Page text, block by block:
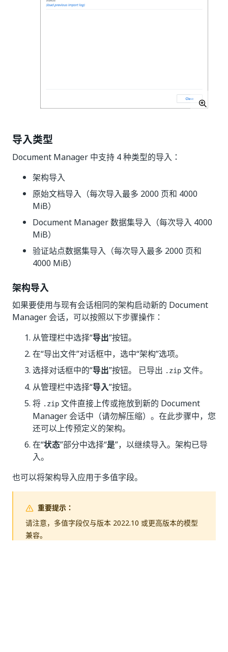
导入类型
Document Manager 中支持 4 种类型的导入：
架构导入
原始文档导入（每次导入最多 2000 页和 4000
MiB）
Document Manager 数据集导入（每次导入 4000
MiB）
验证站点数据集导入（每次导入最多 2000 页和
4000 MiB）
架构导入
如果要使用与现有会话相同的架构启动新的 Document
Manager 会话，可以按照以下步骤操作：
从管理栏中选择“导出”按钮。
在“导出文件”对话框中，选中“架构”选项。
选择对话框中的“导出”按钮。 已导出 .zip 文件。
从管理栏中选择“导入”按钮。
将 .zip 文件直接上传或拖放到新的 Document
Manager 会话中（请勿解压缩）。在此步骤中，您
还可以上传预定义的架构。
在“状态”部分中选择“是”，以继续导入。架构已导
入。
也可以将架构导入应用于多值字段。
重要提示：
请注意，多值字段仅与版本 2022.10 或更高版本的模型
兼容。